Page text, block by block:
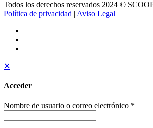
Todos los derechos reservados 2024 ©
Política de privacidad | Aviso Legal
✕
Acceder
Nombre de usuario o correo electrónico *